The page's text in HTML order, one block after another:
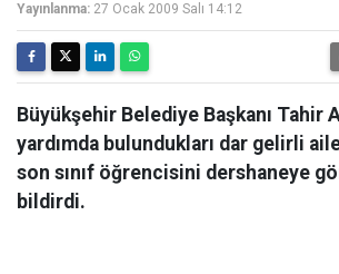
Yayınlanma: 27 Ocak 2009 Salı 14:12
Büyükşehir Belediye Başkanı Tahir
yardımda bulundukları dar gelirli
son sınıf öğrencisini dershaneye
bildirdi.